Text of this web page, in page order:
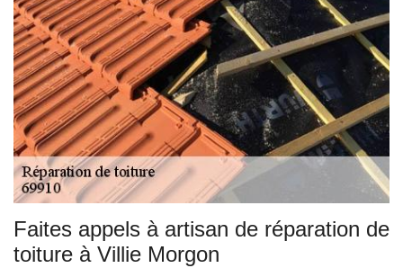
Faites appels à artisan de réparation de
toiture à Villie Morgon